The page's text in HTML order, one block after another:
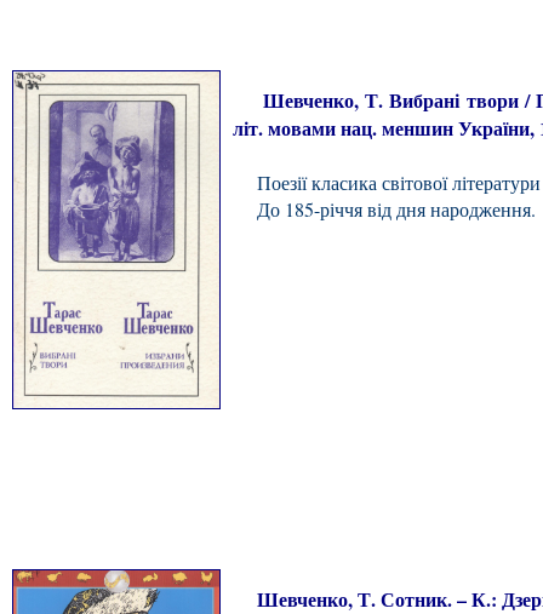
Шевченко, Т. Вибрані твори /
літ. мовами нац. меншин України,
Поезії класика світової
До 185-річчя від дня народження.
Шевченко, Т. Сотник. – К.: